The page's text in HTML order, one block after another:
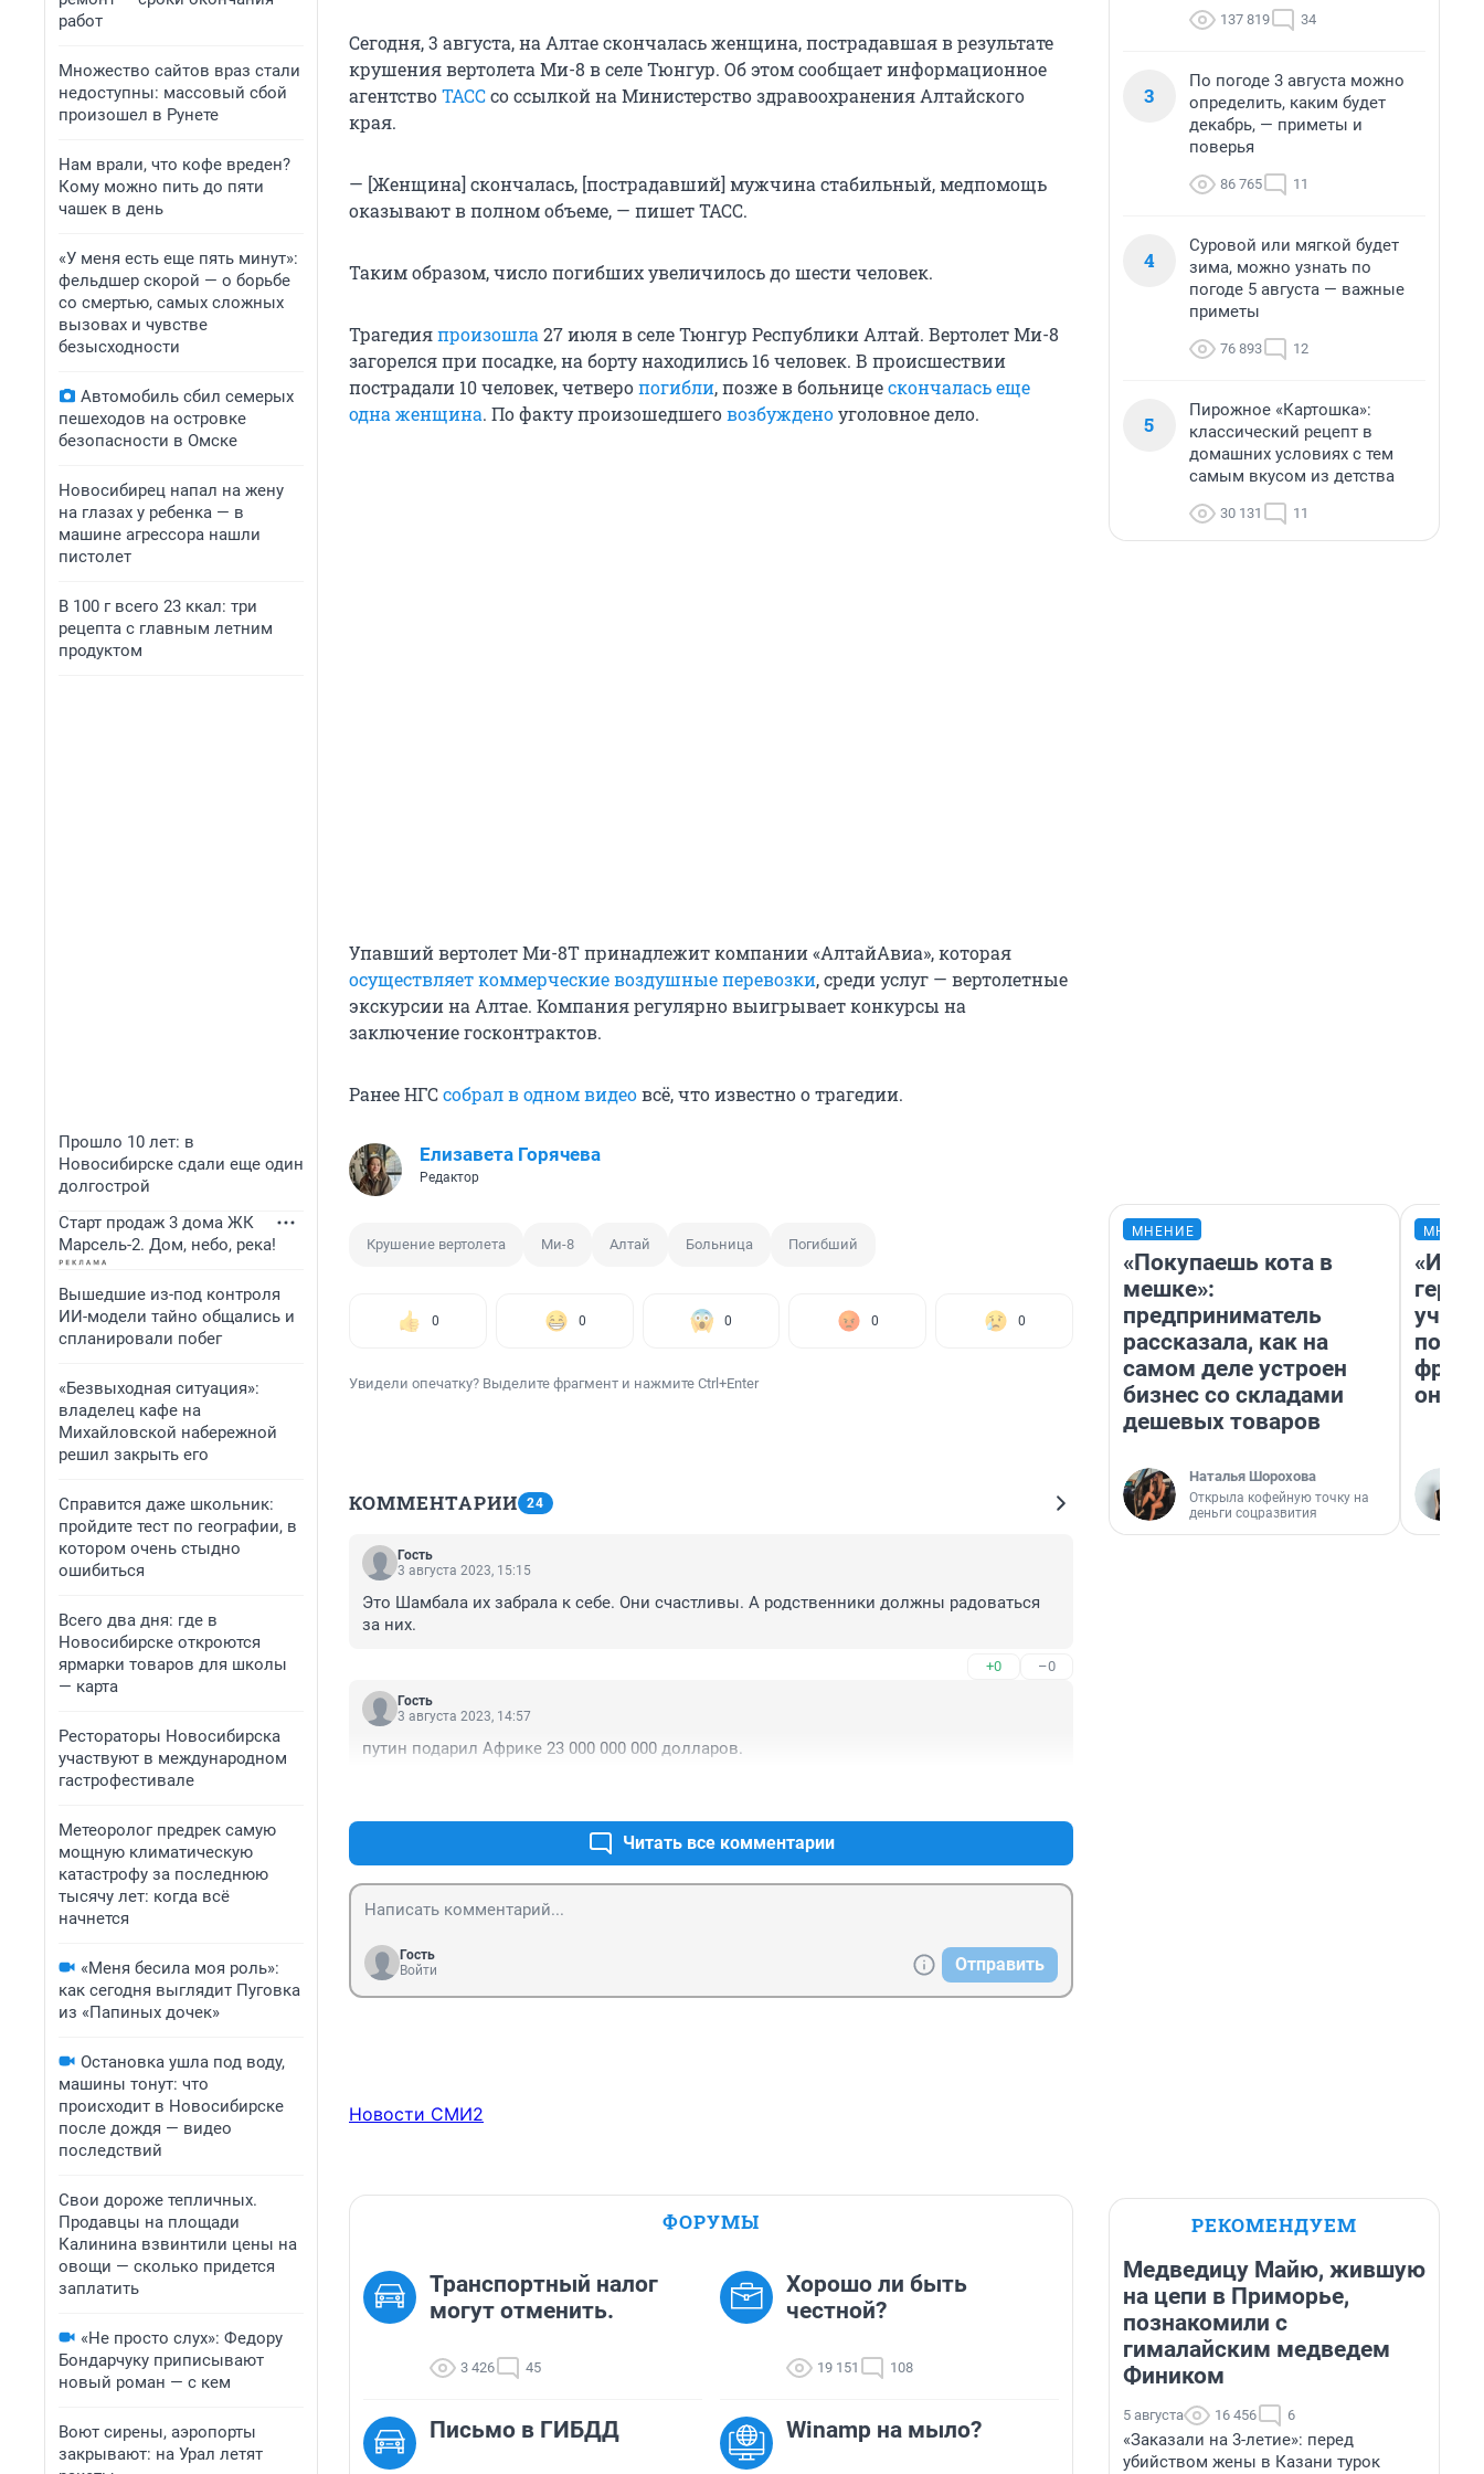
работ
Множество сайтов враз стали
недоступны: массовый сбой
произошел в Рунете
Нам врали, что кофе вреден?
Кому можно пить до пяти
чашек в день
«У меня есть еще пять минут»:
фельдшер скорой — о борьбе
со смертью, самых сложных
вызовах и чувстве
безысходности
Автомобиль сбил семерых
пешеходов на островке
безопасности в Омске
Новосибирец напал на жену
на глазах у ребенка — в
машине агрессора нашли
пистолет
В 100 г всего 23 ккал: три
рецепта с главным летним
продуктом
Прошло 10 лет: в
Новосибирске сдали еще один
долгострой
Старт продаж 3 дома ЖК
Марсель-2. Дом, небо, река!
Вышедшие из-под контроля
ИИ-модели тайно общались и
спланировали побег
«Безвыходная ситуация»:
владелец кафе на
Михайловской набережной
решил закрыть его
Справится даже школьник:
пройдите тест по географии, в
котором очень стыдно
ошибиться
Всего два дня: где в
Новосибирске откроются
ярмарки товаров для школы
— карта
Рестораторы Новосибирска
участвуют в международном
гастрофестивале
Метеоролог предрек самую
мощную климатическую
катастрофу за последнюю
тысячу лет: когда всё
начнется
«Меня бесила моя роль»:
как сегодня выглядит Пуговка
из «Папиных дочек»
Остановка ушла под воду,
машины тонут: что
происходит в Новосибирске
после дождя — видео
последствий
Свои дороже тепличных.
Продавцы на площади
Калинина взвинтили цены на
овощи — сколько придется
заплатить
«Не просто слух»: Федору
Бондарчуку приписывают
новый роман — с кем
Воют сирены, аэропорты
закрывают: на Урал летят
Сегодня, 3 августа, на Алтае скончалась женщина, пострадавшая в результате
крушения вертолета Ми-8 в селе Тюнгур. Об этом сообщает информационное
агентствоТАССсо ссылкой на Министерство здравоохранения Алтайского
края.
— [Женщина] скончалась, [пострадавший] мужчина стабильный, медпомощь
оказывают в полном объеме, — пишет ТАСС.
Таким образом, число погибших увеличилось до шести человек.
Трагедияпроизошла 27 июля в селе Тюнгур Республики Алтай. Вертолет Ми-8
загорелся при посадке, на борту находились 16 человек. В происшествии
пострадали 10 человек, четверопогибли, позже в больницескончалась еще
одна женщина. По факту произошедшеговозбужденоуголовное дело.
Упавший вертолет Ми-8Т принадлежит компании «АлтайАвиа», которая
осуществляет коммерческие воздушные перевозки, среди услуг — вертолетные
экскурсии на Алтае. Компания регулярно выигрывает конкурсы на
заключение госконтрактов.
Ранее НГСсобрал в одном видеовсё, что известно о трагедии.
Елизавета Горячева
Редактор
Крушение вертолета Ми-8 Алтай Больница Погибший
0 0 0 0 0
Увидели опечатку? Выделите фрагмент и нажмите Ctrl+Enter
КОММЕНТАРИИ 24
Гость
3 августа 2023, 15:15
Это Шамбала их забрала к себе. Они счастливы. А родственники должны радоваться
за них.
+0 –0
Гость
3 августа 2023, 14:57
путин подарил Африке 23 000 000 000 долларов.
Читать все комментарии
Гость
Войти
Отправить
Новости СМИ2
ФОРУМЫ
Транспортный налог
могут отменить.
3 426 45
Хорошо ли быть
честной?
19 151 108
Письмо в ГИБДД Winamp на мыло?
137 819 34
3
По погоде 3 августа можно
определить, каким будет
декабрь, — приметы и
поверья
86 765 11
4
Суровой или мягкой будет
зима, можно узнать по
погоде 5 августа — важные
приметы
76 893 12
5
Пирожное «Картошка»:
классический рецепт в
домашних условиях с тем
самым вкусом из детства
30 131 11
МНЕНИЕ
«Покупаешь кота в
мешке»:
предприниматель
рассказала, как на
самом деле устроен
бизнес со складами
дешевых товаров
Наталья Шорохова
Открыла кофейную точку на
деньги соцразвития
учит
она
РЕКОМЕНДУЕМ
Медведицу Майю, жившую
на цепи в Приморье,
познакомили с
гималайским медведем
Фиником
5 августа 16 456 6
«Заказали на 3-летие»: перед
убийством жены в Казани турок